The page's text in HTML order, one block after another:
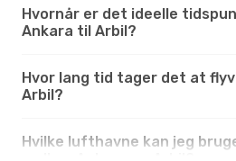
Hvornår er det ideelle
Ankara til Arbil?
Hvor lang tid tager det at
Arbil?
Hvilke lufthavne kan jeg